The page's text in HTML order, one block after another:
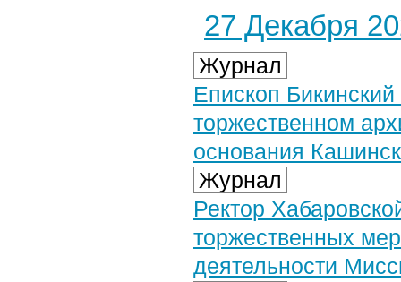
27 Декабря
Журнал
Епископ
торжественном
основания
Журнал
Ректор
торжественных
деятельности